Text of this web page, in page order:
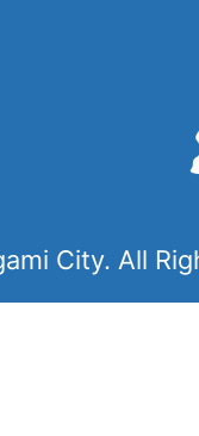
City. All